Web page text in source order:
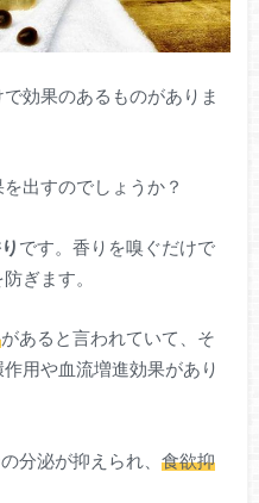
効果のあるものがありま
出すのでしょうか？
です。香りを嗅ぐだけで
ぎます。
があると言われていて、そ
用や血流増進効果があり
分泌が抑えられ、 食欲抑